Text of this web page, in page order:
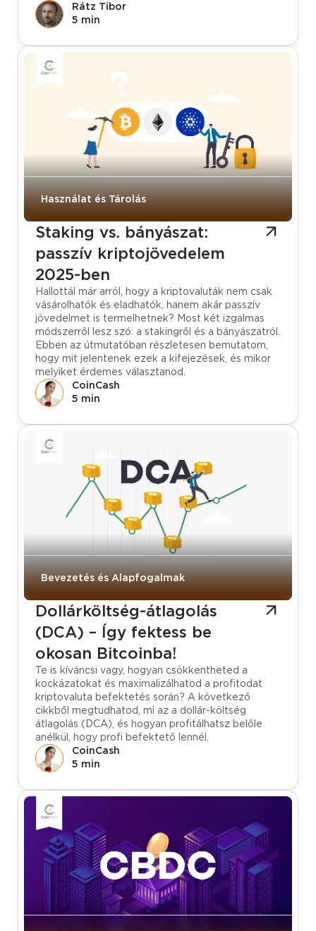
Rátz Tibor
5 min
Használat és Tárolás
Staking vs. bányászat:
passzív kriptojövedelem
2025-ben
Hallottál már arról, hogy a kriptovaluták nem csak
vásárolhatók és eladhatók, hanem akár passzív
jövedelmet is termelhetnek? Most két izgalmas
módszerről lesz szó: a stakingről és a bányászatról.
Ebben az útmutatóban részletesen bemutatom,
hogy mit jelentenek ezek a kifejezések, és mikor
melyiket érdemes választanod.
CoinCash
5 min
Bevezetés és Alapfogalmak
Dollárköltség-átlagolás
(DCA) – Így fektess be
okosan Bitcoinba!
Te is kíváncsi vagy, hogyan csökkentheted a
kockázatokat és maximalizálhatod a profitodat
kriptovaluta befektetés során? A következő
cikkből megtudhatod, mi az a dollár-költség
átlagolás (DCA), és hogyan profitálhatsz belőle
anélkül, hogy profi befektető lennél.
CoinCash
5 min